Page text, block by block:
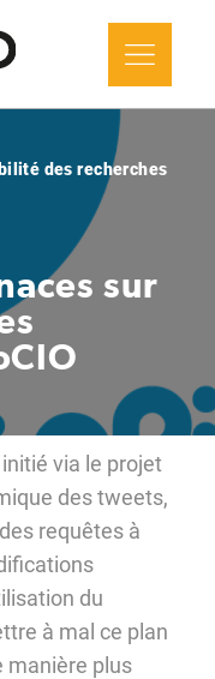
des recherches
sur
via le projet
des tweets,
requêtes à
du
à mal ce plan
manière plus